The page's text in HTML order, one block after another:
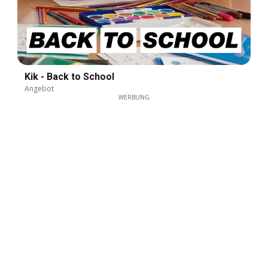
Kik - Back to School
Angebot
WERBUNG